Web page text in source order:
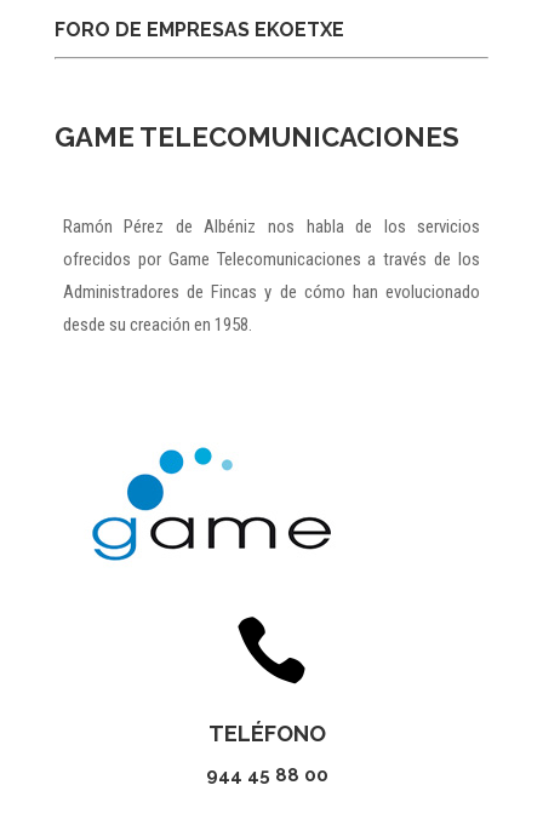
FORO DE EMPRESAS EKOETXE
GAME TELECOMUNICACIONES
Ramón Pérez de Albéniz nos habla de los servicios
ofrecidos por Game Telecomunicaciones a través de los
Administradores de Fincas y de cómo han evolucionado
desde su creación en 1958.

TELÉFONO
944 45 88 00